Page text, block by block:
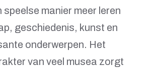
speelse manier meer leren
geschiedenis, kunst en
onderwerpen. Het
van veel musea zorgt